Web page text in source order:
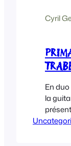
Cyril
En
la